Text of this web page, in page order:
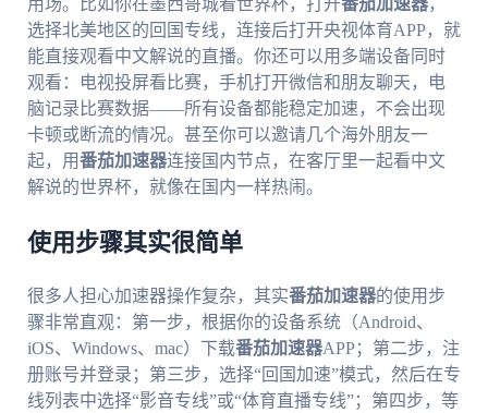
用场。比如你在墨西哥城看世界杯，打开番茄加速器，
选择北美地区的回国专线，连接后打开央视体育APP，就
能直接观看中文解说的直播。你还可以用多端设备同时
观看：电视投屏看比赛，手机打开微信和朋友聊天，电
脑记录比赛数据——所有设备都能稳定加速，不会出现
卡顿或断流的情况。甚至你可以邀请几个海外朋友一
起，用番茄加速器连接国内节点，在客厅里一起看中文
解说的世界杯，就像在国内一样热闹。
使用步骤其实很简单
很多人担心加速器操作复杂，其实番茄加速器的使用步
骤非常直观：第一步，根据你的设备系统（Android、
iOS、Windows、mac）下载番茄加速器APP；第二步，注
册账号并登录；第三步，选择“回国加速”模式，然后在专
线列表中选择“影音专线”或“体育直播专线”；第四步，等